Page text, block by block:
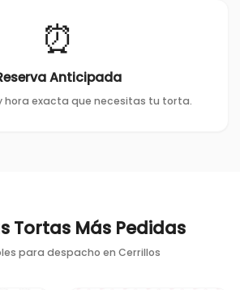
⏰
Anticipada
hora exacta que necesitas tu torta.
Tortas Más Pedidas
para despacho en Cerrillos